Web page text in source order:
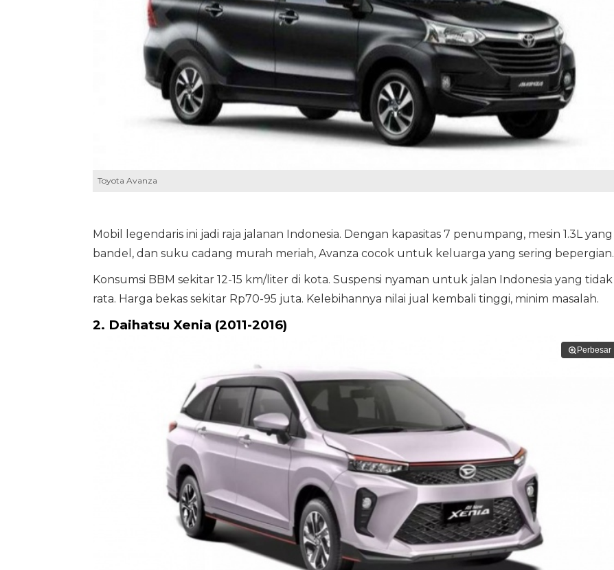
Toyota Avanza
Mobil legendaris ini jadi raja jalanan Indonesia. Dengan kapasitas 7 penumpang, mesin 1.3L yang
bandel, dan suku cadang murah meriah, Avanza cocok untuk keluarga yang sering bepergian.
Konsumsi BBM sekitar 12-15 km/liter di kota. Suspensi nyaman untuk jalan Indonesia yang tidak
rata. Harga bekas sekitar Rp70-95 juta. Kelebihannya nilai jual kembali tinggi, minim masalah.
2. Daihatsu Xenia (2011-2016)
Perbesar